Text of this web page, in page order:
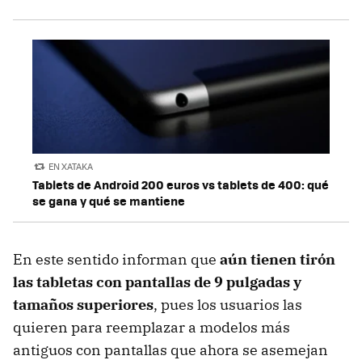
EN XATAKA
Tablets de Android 200 euros vs tablets de 400: qué
se gana y qué se mantiene
En este sentido informan que aún tienen tirón
las tabletas con pantallas de 9 pulgadas y
tamaños superiores, pues los usuarios las
quieren para reemplazar a modelos más
antiguos con pantallas que ahora se asemejan